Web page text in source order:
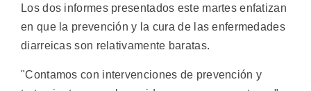
Los dos informes presentados este martes enfatizan
en que la prevención y la cura de las enfermedades
diarreicas son relativamente baratas.
"Contamos con intervenciones de prevención y